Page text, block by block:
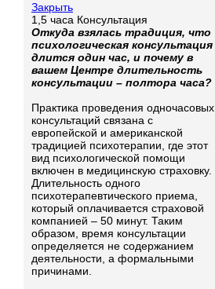
Закрыть
1,5 часа Консультация
Откуда взялась традиция, что
психологическая консультация
длится один час, и почему в
вашем Центре длительность
консультации – полтора часа?
Практика проведения одночасовых
консультаций связана с
европейской и американской
традицией психотерапии, где этот
вид психологической помощи
включен в медицинскую страховку.
Длительность одного
психотерапевтического приема,
который оплачивается страховой
компанией – 50 минут. Таким
образом, время консультации
определяется не содержанием
деятельности, а формальными
причинами.